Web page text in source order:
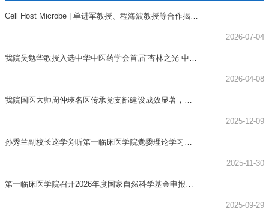
Cell Host Microbe | 单进军教授、程海波教授等合作揭示
2026-07-04
我院吴勉华教授入选中华中医药学会首届“杏林之光”中医
2026-04-08
我院国医大师周仲瑛名医传承党支部建设成效显著，获
2025-12-09
孙秀兰副校长巡学旁听第一临床医学院党委理论学习中
2025-11-30
第一临床医学院召开2026年度国家自然科学基金申报启
2025-09-29